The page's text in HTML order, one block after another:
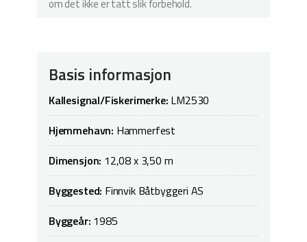
om det ikke er tatt slik forbehold.
Basis informasjon
Kallesignal/Fiskerimerke: LM2530
Hjemmehavn: Hammerfest
Dimensjon: 12,08 x 3,50 m
Byggested: Finnvik Båtbyggeri AS
Byggeår: 1985